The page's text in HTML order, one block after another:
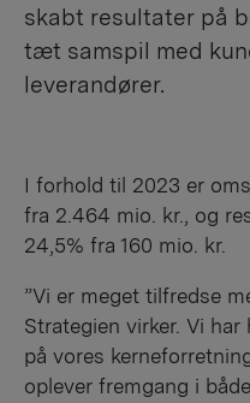
skabt resultater på
tæt samspil med
leverandører.
I forhold til 2023 er
fra 2.464 mio. kr., og
24,5% fra 160 mio. kr.
”Vi er meget tilfredse
Strategien virker. Vi
på vores
oplever fremgang i